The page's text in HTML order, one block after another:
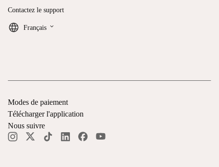
Contactez le support
Français keyboard_arrow_down
Modes de paiement
Télécharger l'application
Nous suivre